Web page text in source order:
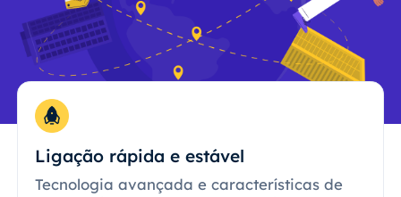
Ligação rápida e estável
Tecnologia avançada e características de